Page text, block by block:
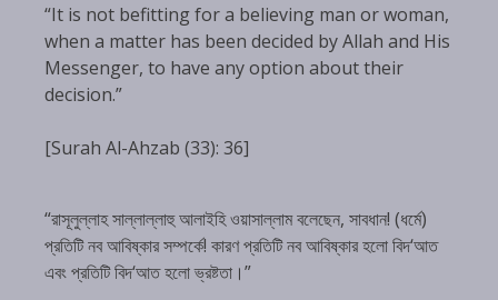
“It is not befitting for a believing man or woman,
when a matter has been decided by Allah and His
Messenger, to have any option about their
decision.”
[Surah Al-Ahzab (33): 36]
“রাসূলুল্লাহ সাল্লাল্লাহু আলাইহি ওয়াসাল্লাম বলেছেন, সাবধান! (ধর্মে)
প্রতিটি নব আবিষ্কার সম্পর্কে! কারণ প্রতিটি নব আবিষ্কার হলো বিদ‘আত
এবং প্রতিটি বিদ‘আত হলো ভ্রষ্টতা।”